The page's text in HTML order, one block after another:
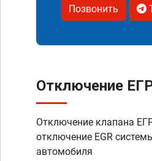
Позвонить
Отключение
Отключение клапана
отключение EGR
автомобиля